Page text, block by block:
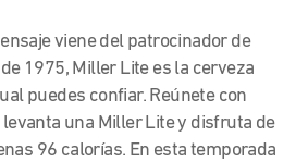
viene del patrocinador de
1975, Miller Lite es la cerveza
puedes confiar. Reúnete con
una Miller Lite y disfruta de
96 calorías. En esta temporada